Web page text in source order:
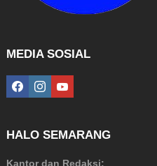
MEDIA SOSIAL
facebookinstagramyoutube
HALO SEMARANG
Kantor dan Redaksi: